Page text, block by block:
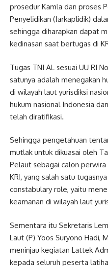
prosedur Kamla dan proses
Penyelidikan (Jarkaplidik)
sehingga diharapkan dapat
kedinasan saat bertugas di
Tugas TNI AL sesuai UU RI
satunya adalah menegakan
di wilayah laut yurisdiksi
hukum nasional Indonesia
telah diratifikasi.
Sehingga pengetahuan
mutlak untuk dikuasai oleh
Pelaut sebagai calon perwira
KRI, yang salah satu
constabulary role, yaitu
keamanan di wilayah laut
Sementara itu Sekretaris
Laut (P) Yoos Suryono Hadi,
meninjau kegiatan Lattek
kepada seluruh peserta